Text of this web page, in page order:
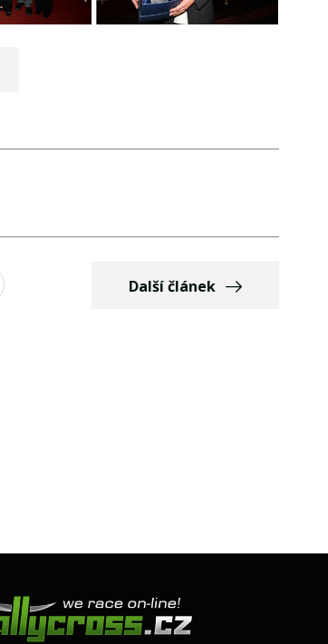
Další článek